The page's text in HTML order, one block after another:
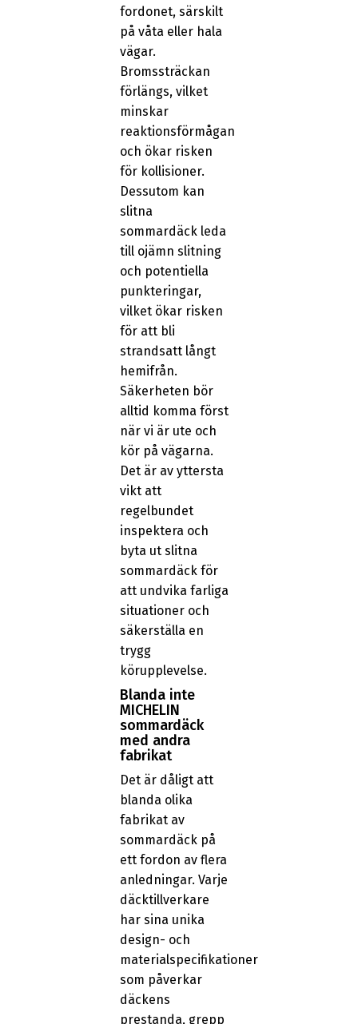
fordonet, särskilt
på våta eller hala
vägar.
Bromssträckan
förlängs, vilket
minskar
reaktionsförmågan
och ökar risken
för kollisioner.
Dessutom kan
slitna
sommardäck leda
till ojämn slitning
och potentiella
punkteringar,
vilket ökar risken
för att bli
strandsatt långt
hemifrån.
Säkerheten bör
alltid komma först
när vi är ute och
kör på vägarna.
Det är av yttersta
vikt att
regelbundet
inspektera och
byta ut slitna
sommardäck för
att undvika farliga
situationer och
säkerställa en
trygg
körupplevelse.
Blanda inte
MICHELIN
sommardäck
med andra
fabrikat
Det är dåligt att
blanda olika
fabrikat av
sommardäck på
ett fordon av flera
anledningar. Varje
däcktillverkare
har sina unika
design- och
materialspecifikationer
som påverkar
däckens
prestanda, grepp